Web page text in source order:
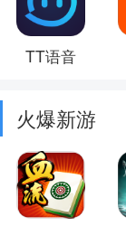
TT语音
火爆新游